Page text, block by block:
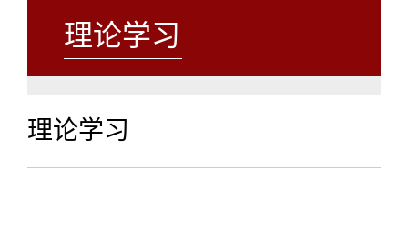
理论学习
理论学习